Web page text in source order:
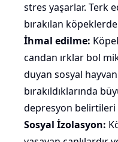
stres yaşarlar. Terk
bırakılan
İhmal edilme:
candan ırklar bol
duyan sosyal
bırakıldıklarında
depresyon
Sosyal İzolasyon: